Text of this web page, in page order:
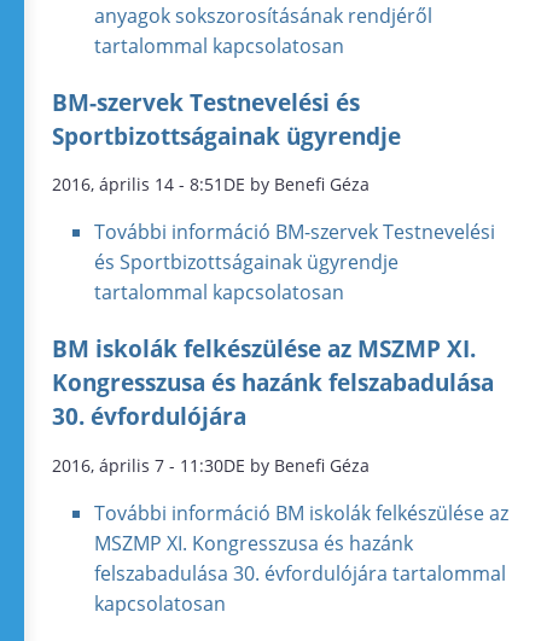
anyagok sokszorosításának rendjéről
tartalommal kapcsolatosan
BM-szervek Testnevelési és
Sportbizottságainak ügyrendje
2016, április 14 - 8:51DE by Benefi Géza
További információ BM-szervek Testnevelési
és Sportbizottságainak ügyrendje
tartalommal kapcsolatosan
BM iskolák felkészülése az MSZMP XI.
Kongresszusa és hazánk felszabadulása
30. évfordulójára
2016, április 7 - 11:30DE by Benefi Géza
További információ BM iskolák felkészülése az
MSZMP XI. Kongresszusa és hazánk
felszabadulása 30. évfordulójára tartalommal
kapcsolatosan